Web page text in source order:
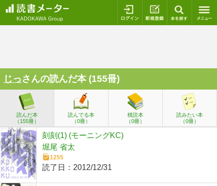
ログイン 新規登録
じっさんの読んだ本 (155冊)
読んだ本
（155冊）
読んでる本
（0冊）
積読本
（0冊）
読みたい本
（0冊）
刻刻(1) (モーニングKC)
堀尾 省太
1255
読了日： 2012/12/31